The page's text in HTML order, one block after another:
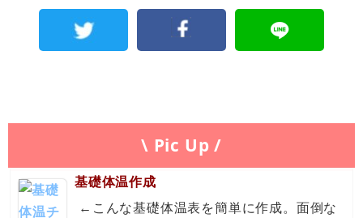
\ Pic Up /
基礎体温作成
←こんな基礎体温表を簡単に作成。面倒な